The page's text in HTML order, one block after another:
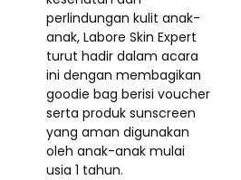
perlindungan kulit anak-
anak, Labore Skin Expert
turut hadir dalam acara
ini dengan membagikan
goodie bag berisi voucher
serta produk sunscreen
yang aman digunakan
oleh anak-anak mulai
usia 1 tahun.